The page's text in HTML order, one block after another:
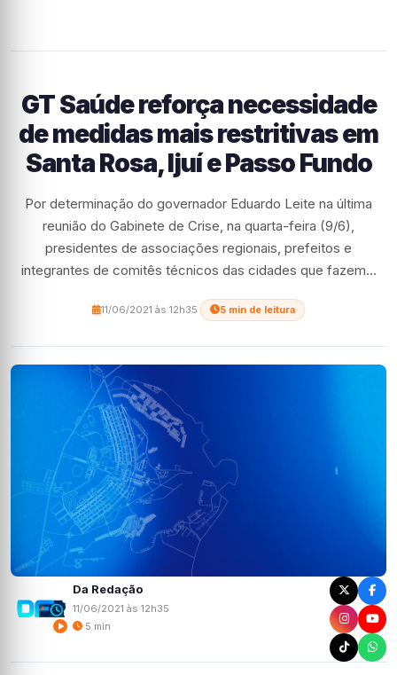
GT Saúde reforça necessidade
de medidas mais restritivas em
Santa Rosa, Ijuí e Passo Fundo
Por determinação do governador Eduardo Leite na última
reunião do Gabinete de Crise, na quarta-feira (9/6),
presidentes de associações regionais, prefeitos e
integrantes de comitês técnicos das cidades que fazem…
11/06/2021 às 12h35 5 min de leitura
Da Redação
11/06/2021 às 12h35
5 min